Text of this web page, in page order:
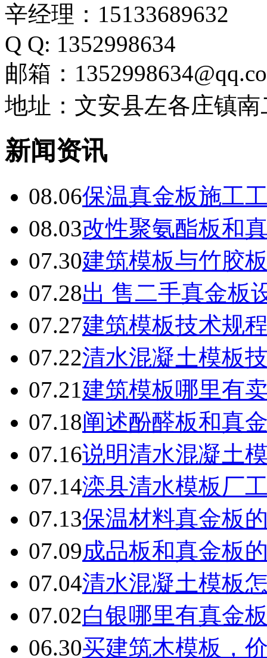
辛经理：15133689632
Q Q: 1352998634
邮箱：
地址：文安县左各庄镇
新闻资讯
08.06保温真金板施工
08.03改性聚氨酯板和
07.30建筑模板与竹胶
07.28出 售二手真金板
07.27建筑模板技术规
07.22清水混凝土模板
07.21建筑模板哪里有
07.18阐述酚醛板和真
07.16说明清水混凝土
07.14滦县清水模板厂
07.13保温材料真金板
07.09成品板和真金板
07.04清水混凝土模板
07.02白银哪里有真金
06.30买建筑木模板，